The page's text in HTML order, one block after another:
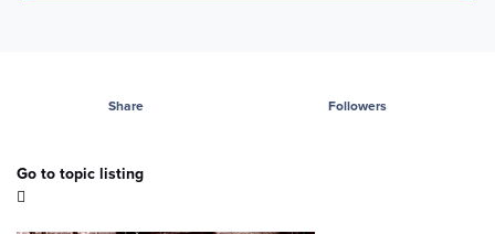
Share Followers
Go to topic listing